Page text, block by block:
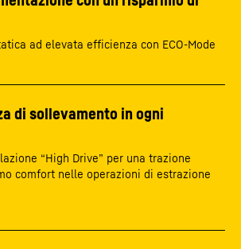
ad elevata efficienza con ECO-Mode
di sollevamento in ogni
“High Drive” per una trazione
comfort nelle operazioni di estrazione